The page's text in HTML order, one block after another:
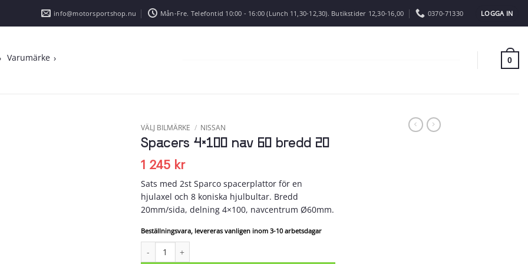
info@motorsportshop.nu Mån-Fre. Telefontid 10:00 - 16:00 (Lunch 11,30-12,30). Butikstider 12,30-16,00 0370-71330 LOGGA IN
Varumärke 0
VÄLJ BILMÄRKE / NISSAN
Spacers 4×100 nav 60 bredd 20
1 245 kr
Sats med 2st Sparco spacerplattor för en
hjulaxel och 8 koniska hjulbultar. Bredd
20mm/sida, delning 4×100, navcentrum Ø60mm.
Beställningsvara, levereras vanligen inom 3-10 arbetsdagar